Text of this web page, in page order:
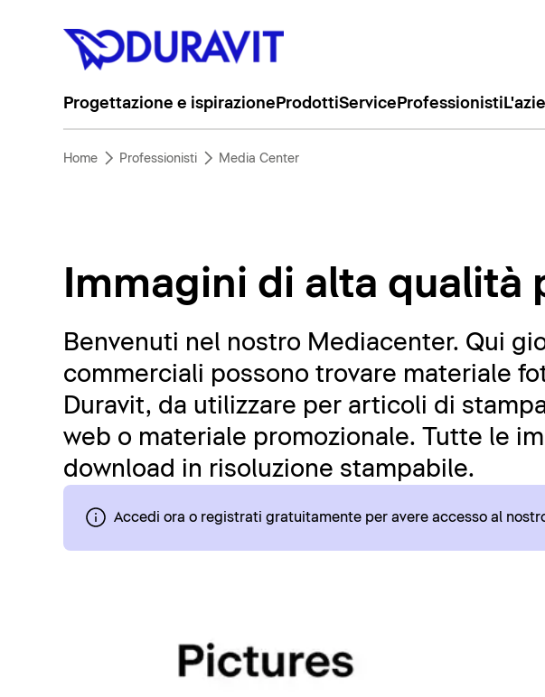
Progettazione e ispirazione ProdottiService Professionisti
Home Professionisti Media Center
Immagini di alta
Benvenuti nel nostro Mediacenter. Qui
commerciali possono trovare materiale
Duravit, da utilizzare per articoli di
web o materiale promozionale. Tutte le
download in risoluzione stampabile.
Accedi ora o registrati gratuitamente per avere accesso al